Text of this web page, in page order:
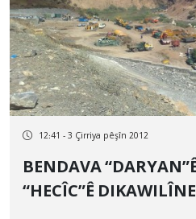
12:41 - 3 Çirriya pêşîn 2012
BENDAVA “DARYAN”Ê 44 JI SEDÎ REZÊN
“HECÎC”Ê DIKAWILÎNE